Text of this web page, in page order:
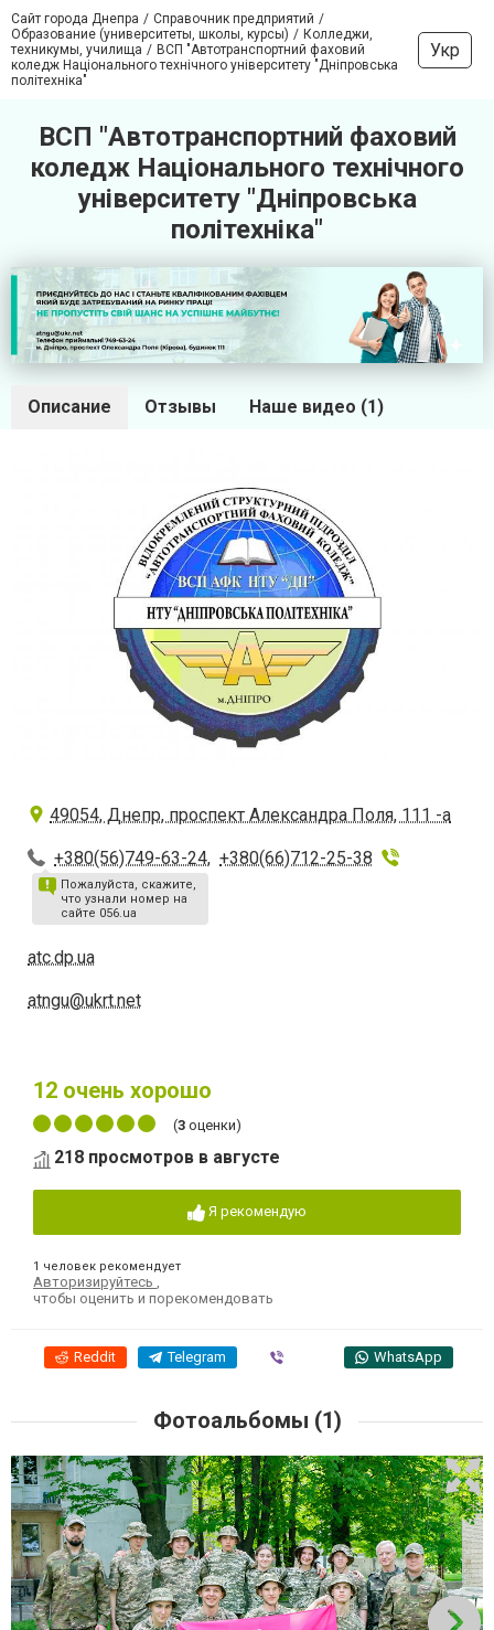
Сайт города Днепра
Справочник предприятий
Образование (университеты, школы, курсы)
Колледжи,
техникумы, училища
ВСП "Автотранспортний фаховий
коледж Національного технічного університету "Дніпровська
політехніка"
Укр
ВСП "Автотранспортний фаховий
коледж Національного технічного
університету "Дніпровська
політехніка"
Описание Отзывы Наше видео (1)
49054, Днепр, проспект Александра Поля, 111 -а
+380(56)749-63-24, +380(66)712-25-38
Пожалуйста, скажите,
что узнали номер на
сайте 056.ua
atc.dp.ua
atngu@ukrt.net
12 очень хорошо
(3 оценки)
218 просмотров в августе
Я рекомендую
1 человек рекомендует
Авторизируйтесь
чтобы оценить и порекомендовать
Reddit Telegram WhatsApp
Фотоальбомы (1)